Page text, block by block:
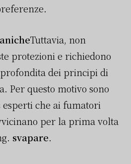
Tuttavia, non
protezioni e richiedono
dei principi di
Per questo motivo sono
che ai fumatori
per la prima volta
svapare.